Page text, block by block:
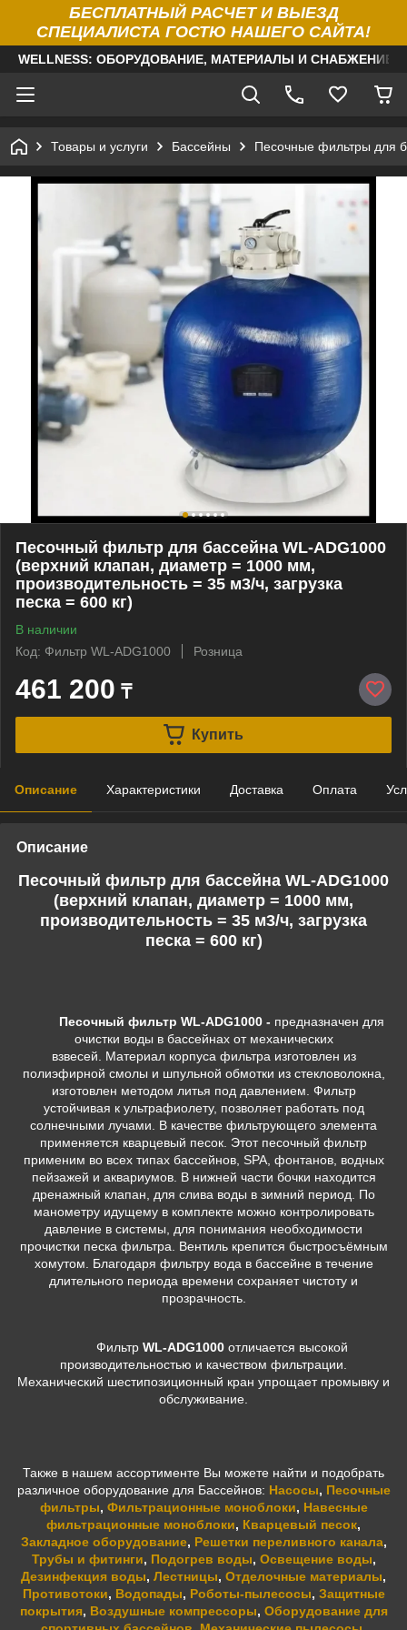
БЕСПЛАТНЫЙ РАСЧЕТ И ВЫЕЗД
СПЕЦИАЛИСТА ГОСТЮ НАШЕГО САЙТА!
WELLNESS: ОБОРУДОВАНИЕ, МАТЕРИАЛЫ И
Товары и услуги Бассейны Песочные фильтры для
Песочный фильтр для бассейна WL-ADG1000
(верхний клапан, диаметр = 1000 мм,
производительность = 35 м3/ч, загрузка
песка = 600 кг)
В наличии
Код: Фильтр WL-ADG1000
Розница
461 200 ₸
Купить
Описание Характеристики Доставка Оплата
Описание
Песочный фильтр для бассейна WL-ADG1000
(верхний клапан, диаметр = 1000 мм,
производительность = 35 м3/ч, загрузка
песка = 600 кг)
Песочный фильтр WL-ADG1000 - предназначен для
очистки воды в бассейнах от механических
взвесей. Материал корпуса фильтра изготовлен из
полиэфирной смолы и шпульной обмотки из стекловолокна,
изготовлен методом литья под давлением. Фильтр
устойчивая к ультрафиолету, позволяет работать под
солнечными лучами. В качестве фильтрующего элемента
применяется кварцевый песок. Этот песочный фильтр
применим во всех типах бассейнов, SPA, фонтанов, водных
пейзажей и аквариумов. В нижней части бочки находится
дренажный клапан, для слива воды в зимний период. По
манометру идущему в комплекте можно контролировать
давление в системы, для понимания необходимости
прочистки песка фильтра. Вентиль крепится быстросъёмным
хомутом. Благодаря фильтру вода в бассейне в течение
длительного периода времени сохраняет чистоту и
прозрачность.
Фильтр WL-ADG1000отличается высокой
производительностью и качеством фильтрации.
Механический шестипозиционный кран упрощает промывку и
обслуживание.
Также в нашем ассортименте Вы можете найти и подобрать
различное оборудование для Бассейнов: Насосы, Песочные
фильтры, Фильтрационные моноблоки, Навесные
фильтрационные моноблоки, Кварцевый песок,
Закладное оборудование, Решетки переливного канала,
Трубы и фитинги, Подогрев воды, Освещение воды,
Дезинфекция воды, Лестницы, Отделочные материалы,
Противотоки, Водопады, Роботы-пылесосы, Защитные
покрытия, Воздушные компрессоры, Оборудование для